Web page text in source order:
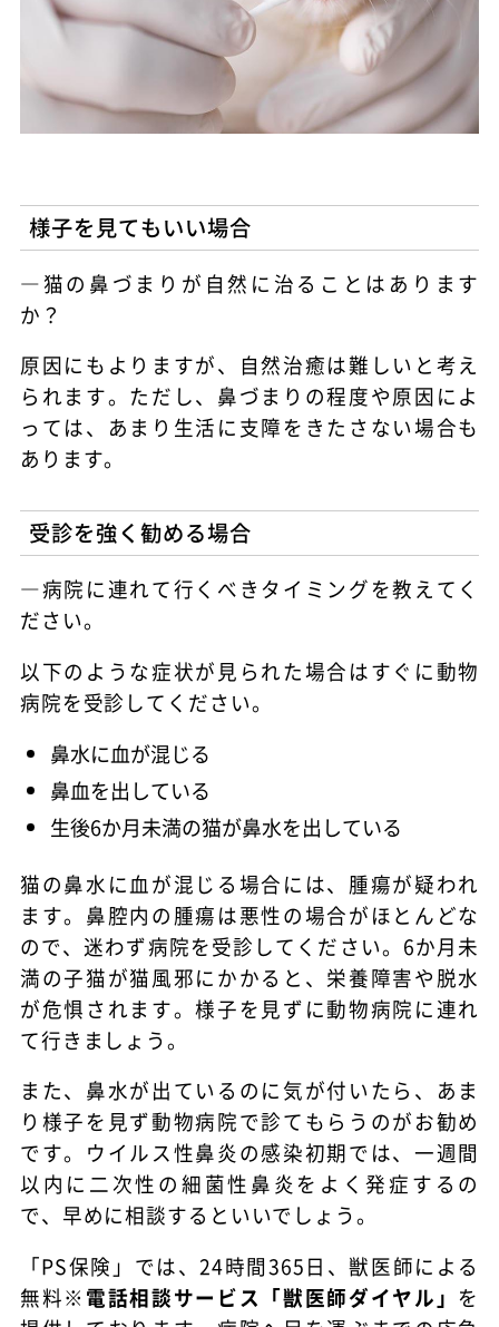
様子を見てもいい場合
―猫の鼻づまりが自然に治ることはあります
か？
原因にもよりますが、自然治癒は難しいと考え
られます。ただし、鼻づまりの程度や原因によ
っては、あまり生活に支障をきたさない場合も
あります。
受診を強く勧める場合
―病院に連れて行くべきタイミングを教えてく
ださい。
以下のような症状が見られた場合はすぐに動物
病院を受診してください。
鼻水に血が混じる
鼻血を出している
生後6か月未満の猫が鼻水を出している
猫の鼻水に血が混じる場合には、腫瘍が疑われ
ます。鼻腔内の腫瘍は悪性の場合がほとんどな
ので、迷わず病院を受診してください。6か月未
満の子猫が猫風邪にかかると、栄養障害や脱水
が危惧されます。様子を見ずに動物病院に連れ
て行きましょう。
また、鼻水が出ているのに気が付いたら、あま
り様子を見ず動物病院で診てもらうのがお勧め
です。ウイルス性鼻炎の感染初期では、一週間
以内に二次性の細菌性鼻炎をよく発症するの
で、早めに相談するといいでしょう。
「PS保険」では、24時間365日、獣医師による
無料※ 電話相談サービス「獣医師ダイヤル」 を